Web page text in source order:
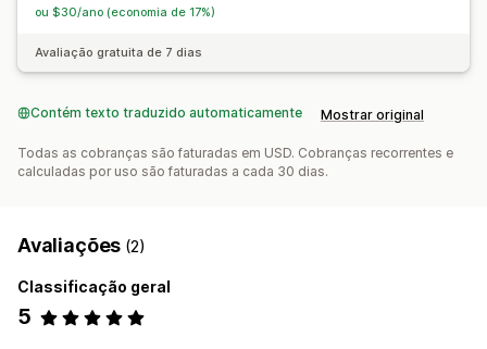
Sincronização de estoque em tempo real
ou $30/ano (economia de 17%)
Avaliação gratuita de 7 dias
Contém texto traduzido automaticamente Mostrar original
Todas as cobranças são faturadas em USD. Cobranças recorrentes e
calculadas por uso são faturadas a cada 30 dias.
Avaliações (2)
Classificação geral
5